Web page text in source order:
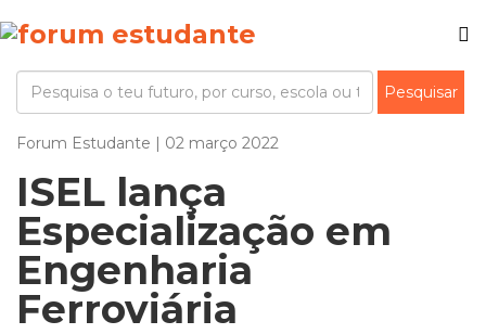
Forum Estudante | 02 março 2022
ISEL lança
Especialização em
Engenharia
Ferroviária